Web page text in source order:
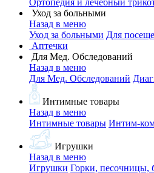
Ортопедия и лечебный
Уход за больными
Назад в меню
Уход за больными Для
Аптечки
Для Мед. Обследований
Назад в меню
Для Мед. Обследований
Интимные товары
Назад в меню
Интимные товары Интим-
Игрушки
Назад в меню
Игрушки Горки, песочницы,